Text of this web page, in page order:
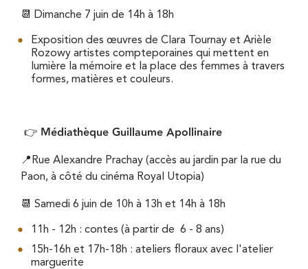
📆 Dimanche 7 juin de 14h à 18h
Exposition des œuvres de Clara Tournay et Arièle
Rozowy artistes compteporaines qui mettent en
lumière la mémoire et la place des femmes à travers
formes, matières et couleurs.
👉 Médiathèque Guillaume Apollinaire
📍Rue Alexandre Prachay (accès au jardin par la rue du
Paon, à côté du cinéma Royal Utopia)
📆 Samedi 6 juin de 10h à 13h et 14h à 18h
11h - 12h : contes (à partir de 6 - 8 ans)
15h-16h et 17h-18h : ateliers floraux avec l'atelier
marguerite